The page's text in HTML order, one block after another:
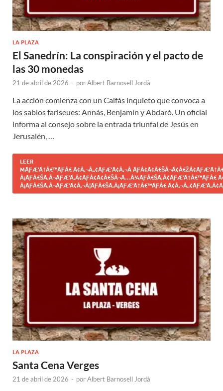
LA PLAZA
El Sanedrín: La conspiración y el pacto de
las 30 monedas
21 de abril de 2026 - porAlbert Barnosell Jordà
La acción comienza con un Caifás inquieto que convoca a
los sabios fariseues: Annás, Benjamín y Abdaró. Un oficial
informa al consejo sobre la entrada triunfal de Jesús en
Jerusalén, …
LEER
MÃƑÆ’Ã†Â€™ÃƑÂ€ Ã¢Â‚¬Â„¢ÃƑÆ’Ã¢Â‚¬Â
Â¡ÃƑÂ€ŠÃ‚Â¬ÃƑÆ’Ã‚Â¢ÃƑÂ¢Ã¢Â€ŠÂ¬Ã…Â¾ÃƑÂ€ŠÃ‚Â¢ÃƑÆ’Ã†Â€™ÃƑÂ€
Â¡ÃƑÂ€ŠÃ‚Â¬ÃƑÆ’Ã¢Â‚¬Â¦ÃƑÂ€ŠÃ‚Â¡ÃƑÆ’Ã†Â€™ÃƑÂ€
LA PLAZA
Santa Cena Verges
21 de abril de 2026 - porAlbert Barnosell Jordà